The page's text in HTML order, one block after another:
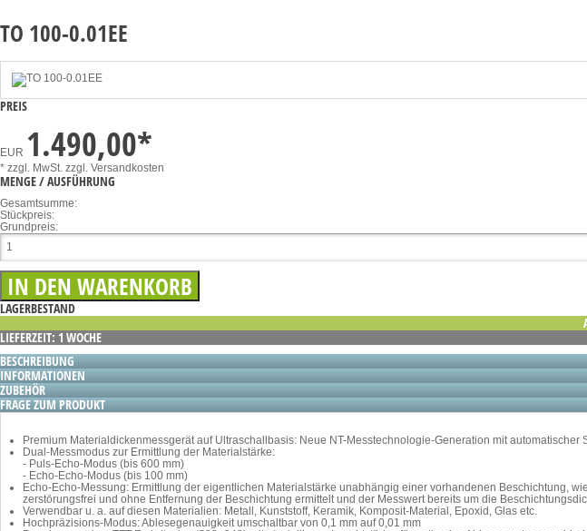
TO 100-0.01EE
PREIS
EUR 1.490,00*
* zzgl. MwSt. zzgl. Versandkosten
MENGE / AUSFÜHRUNG
Gesamtsumme:
Stückpreis:
Grundpreis:
LAGERBESTAND
LIEFERZEIT: 1 WOCHE
BESCHREIBUNG
INFORMATIONEN
ZUBEHÖR
FRAGE ZUM PRODUKT
Premium Materialdickenmessgerät auf Ultraschallbasis: Neue NT-Messtechnologie-Generation mit
Dual-Messmodus zur Ermittlung der Materialstärke:
- Puls-Echo-Modus (bis 600 mm)
- Echo-Echo-Modus (bis 100 mm)
Echo-Echo-Messung: Ermittlung der eigentlichen Materialstärke unabhängig einer vorhandenen Beschichtung,
zerstörungsfrei und ohne Entfernung der Beschichtung ermittelt und der Messwert bereits um die
Verwendbar u. a. auf diesen Materialien: Metall, Kunststoff, Keramik, Komposit-Material, Epoxid, Glas etc.
Hochpräzisions-Modus: Ablesegenauigkeit umschaltbar von 0,1 mm auf 0,01 mm